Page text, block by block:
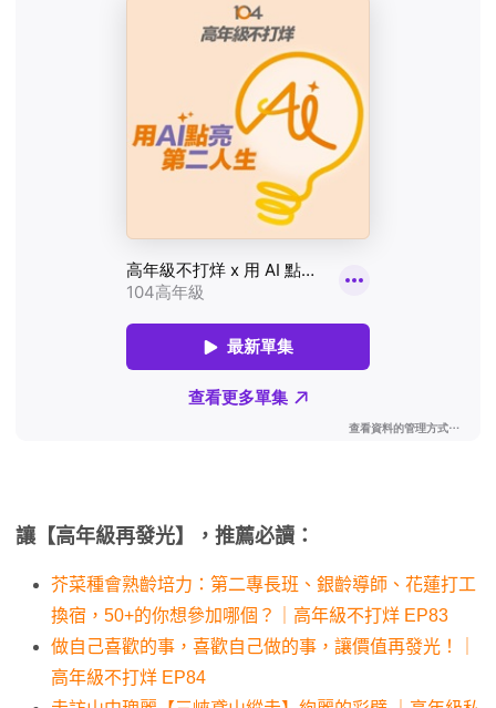
讓【高年級再發光】，推薦必讀：
芥菜種會熟齡培力：第二專長班、銀齡導師、花蓮打工
換宿，50+的你想參加哪個？｜高年級不打烊 EP83
做自己喜歡的事，喜歡自己做的事，讓價值再發光！｜
高年級不打烊 EP84